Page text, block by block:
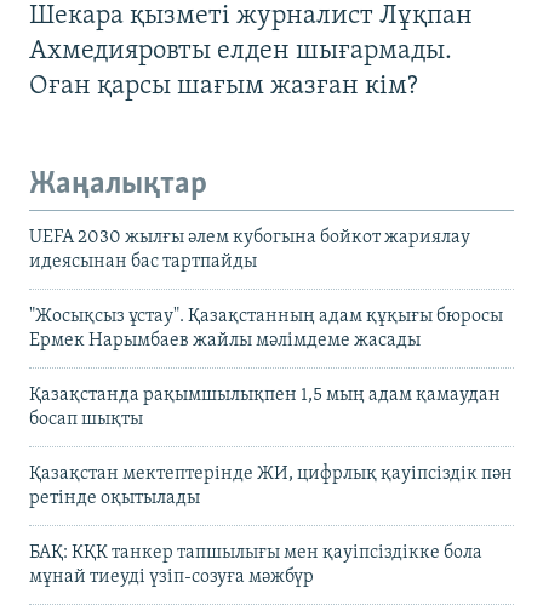
Шекара қызметі журналист Лұқпан
Ахмедияровты елден шығармады.
Оған қарсы шағым жазған кім?
Жаңалықтар
UEFA 2030 жылғы әлем кубогына бойкот жариялау
идеясынан бас тартпайды
"Жосықсыз ұстау". Қазақстанның адам құқығы бюросы
Ермек Нарымбаев жайлы мәлімдеме жасады
Қазақстанда рақымшылықпен 1,5 мың адам қамаудан
босап шықты
Қазақстан мектептерінде ЖИ, цифрлық қауіпсіздік пән
ретінде оқытылады
БАҚ: КҚК танкер тапшылығы мен қауіпсіздікке бола
мұнай тиеуді үзіп-созуға мәжбүр